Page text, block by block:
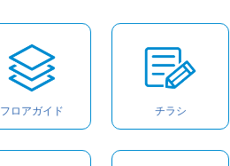
フロアガイド チラシ